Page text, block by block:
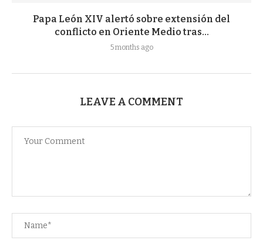
Papa León XIV alertó sobre extensión del
conflicto en Oriente Medio tras...
5 months ago
LEAVE A COMMENT